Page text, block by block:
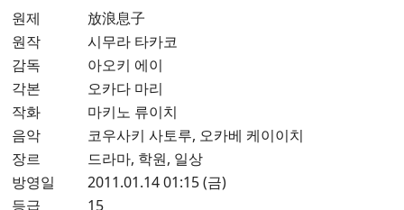
원제
放浪息子
원작
시무라 타카코
감독
아오키 에이
각본
오카다 마리
작화
마키노 류이치
음악
코우사키 사토루, 오카베 케이이치
장르
드라마, 학원, 일상
방영일
2011.01.14 01:15 (금)
등급
15